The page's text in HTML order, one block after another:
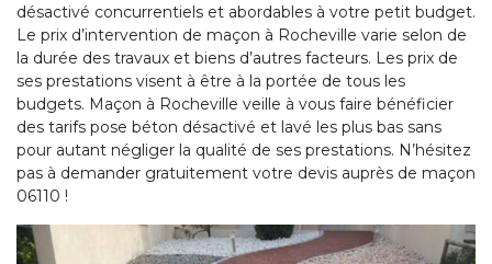
désactivé concurrentiels et abordables à votre petit budget.
Le prix d’intervention de maçon à Rocheville varie selon de
la durée des travaux et biens d’autres facteurs. Les prix de
ses prestations visent à être à la portée de tous les
budgets. Maçon à Rocheville veille à vous faire bénéficier
des tarifs pose béton désactivé et lavé les plus bas sans
pour autant négliger la qualité de ses prestations. N’hésitez
pas à demander gratuitement votre devis auprès de maçon
06110 !